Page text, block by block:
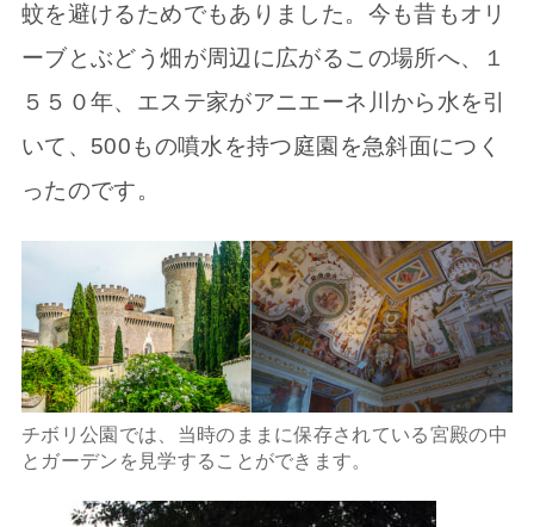
蚊を避けるためでもありました。今も昔もオリ
ーブとぶどう畑が周辺に広がるこの場所へ、１
５５０年、エステ家がアニエーネ川から水を引
いて、500もの噴水を持つ庭園を急斜面につく
ったのです。
チボリ公園では、当時のままに保存されている宮殿の中
とガーデンを見学することができます。